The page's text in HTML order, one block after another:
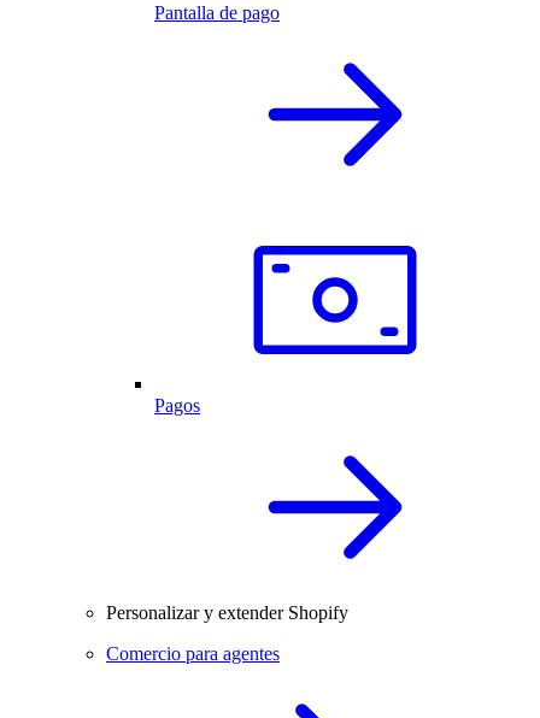
Pantalla de pago
Pagos
Personalizar y extender Shopify
Comercio para agentes